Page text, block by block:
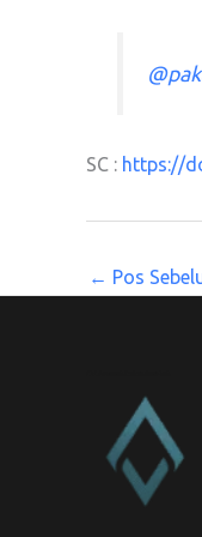
SC : https://
← Pos